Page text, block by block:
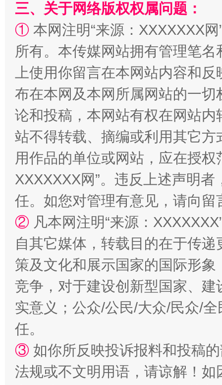
站台名比不上好声名
漫山遍野的桃花与雪山、麦地、白藏房 除
三、关于网络版权权属问题：
① 本网注明“来源：XXXXXXX
所有。本传媒网站拥有管理笔
上使用你留言在本网站内容和
布在本网及本网所属网站的一
论和投稿，本网站有权在网站
站不得转载、摘编或利用其它
用作品的单位或网站，应在授
XXXXXXX网”。违反上述声明
任。如您对管理有意见，请向
② 凡本网注明“来源：
自其它媒体，转载目的在于传
策及文化和展示国家的国际形
竞争，对于建设创新型国家、
实意义；公众/公民/大众/民众/
任。
③ 如你所反映投诉报料和投稿
法规或不文明用语，请谅解！